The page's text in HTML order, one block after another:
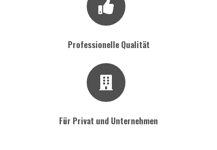
Professionelle Qualität
Für Privat und Unternehmen